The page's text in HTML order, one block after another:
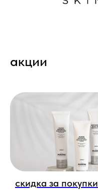
акции
скидка за покупки